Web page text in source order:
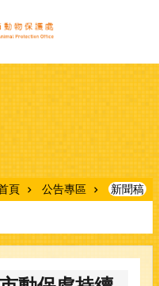
頁 公告專區 新聞稿